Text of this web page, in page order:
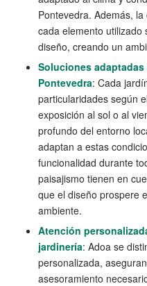
Pontevedra. Además,
cada elemento utilizado
diseño, creando un
Soluciones
Pontevedra: Cada
particularidades según
exposición al sol o al
profundo del entorno
adaptan a estas
funcionalidad durante
paisajismo tienen en
que el diseño prospere
ambiente.
Atención
jardinería: Adoa se
personalizada,
asesoramiento